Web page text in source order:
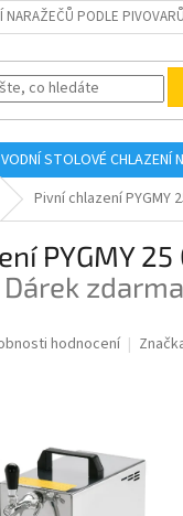
NARAŽEČŮ PODLE PIVOVARŮ
VODNÍ STOLOVÉ CHLAZENÍ
Pivní chlazení PYGMY
PYGMY
Dárek zdarma
hodnocení